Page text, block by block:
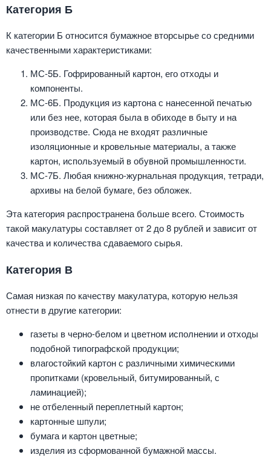
Категория Б
К категории Б относится бумажное вторсырье со средними
качественными характеристиками:
МС-5Б. Гофрированный картон, его отходы и
компоненты.
МС-6Б. Продукция из картона с нанесенной печатью
или без нее, которая была в обиходе в быту и на
производстве. Сюда не входят различные
изоляционные и кровельные материалы, а также
картон, используемый в обувной промышленности.
МС-7Б. Любая книжно-журнальная продукция, тетради,
архивы на белой бумаге, без обложек.
Эта категория распространена больше всего. Стоимость
такой макулатуры составляет от 2 до 8 рублей и зависит от
качества и количества сдаваемого сырья.
Категория В
Самая низкая по качеству макулатура, которую нельзя
отнести в другие категории:
газеты в черно-белом и цветном исполнении и отходы
подобной типографской продукции;
влагостойкий картон с различными химическими
пропитками (кровельный, битумированный, с
ламинацией);
не отбеленный переплетный картон;
картонные шпули;
бумага и картон цветные;
изделия из сформованной бумажной массы.